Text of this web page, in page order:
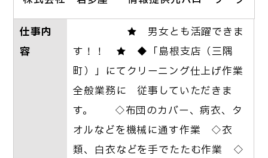
仕事内
容
★ 男女とも活躍できま
す！！ ★ ◆「島根支店（三隅
町）」にてクリーニング仕上げ作業
全般業務に 従事していただきま
す。 ◇布団のカバー、病衣、タ
オルなどを機械に通す作業 ◇衣
類、白衣などを手でたたむ作業 ◇